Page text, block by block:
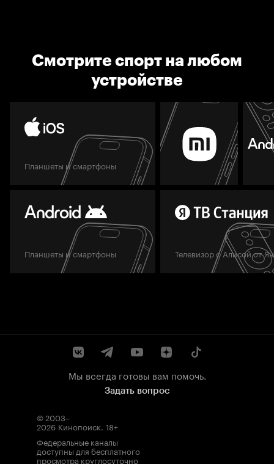
Смотрите спорт на любом
устройстве
Планшеты и смартфоны
Планшеты и смартфоны Телевизор с Алисой от
Мы всегда готовы вам помочь.
Задать вопрос
© 2003–
2026 Кинопоиск. 18+
Федеральные каналы
доступны для бесплатного
просмотра круглосуточно